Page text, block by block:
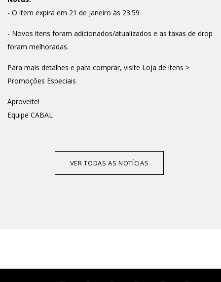
- O item expira em 21 de janeiro às 23:59
- Novos itens foram adicionados/atualizados e as taxas de drop
foram melhoradas.
Para mais detalhes e para comprar, visite Loja de itens >
Promoções Especiais
Aproveite!
Equipe CABAL
VER TODAS AS NOTÍCIAS